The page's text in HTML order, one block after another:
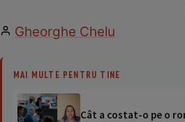
Gheorghe Chelu
MAI MULTE PENTRU TINE
Cât a costat-o pe o